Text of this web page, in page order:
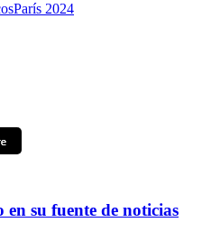
París 2024
en su fuente de noticias